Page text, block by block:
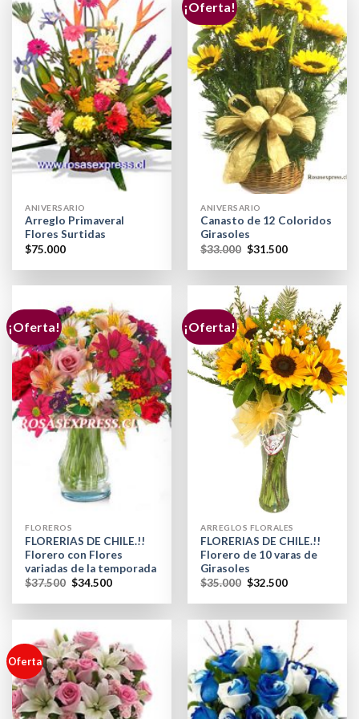
ANIVERSARIO
Arreglo Primaveral
Flores Surtidas
$75.000
¡Oferta!
ANIVERSARIO
Canasto de 12 Coloridos
Girasoles
$33.000 $31.500
¡Oferta!
FLOREROS
FLORERIAS DE CHILE.!!
Florero con Flores
variadas de la temporada
$37.500 $34.500
¡Oferta!
ARREGLOS FLORALES
FLORERIAS DE CHILE.!!
Florero de 10 varas de
Girasoles
$35.000 $32.500
Oferta